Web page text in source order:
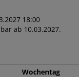
18:00
ab 10.03.2027.
Wochentag